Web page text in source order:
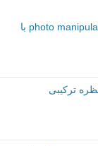
نمونه های زیبای دستکاری عکس یا photo manipulation با
ترکیبی